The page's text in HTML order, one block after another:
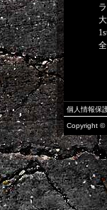
個人情報保
Copyright ©